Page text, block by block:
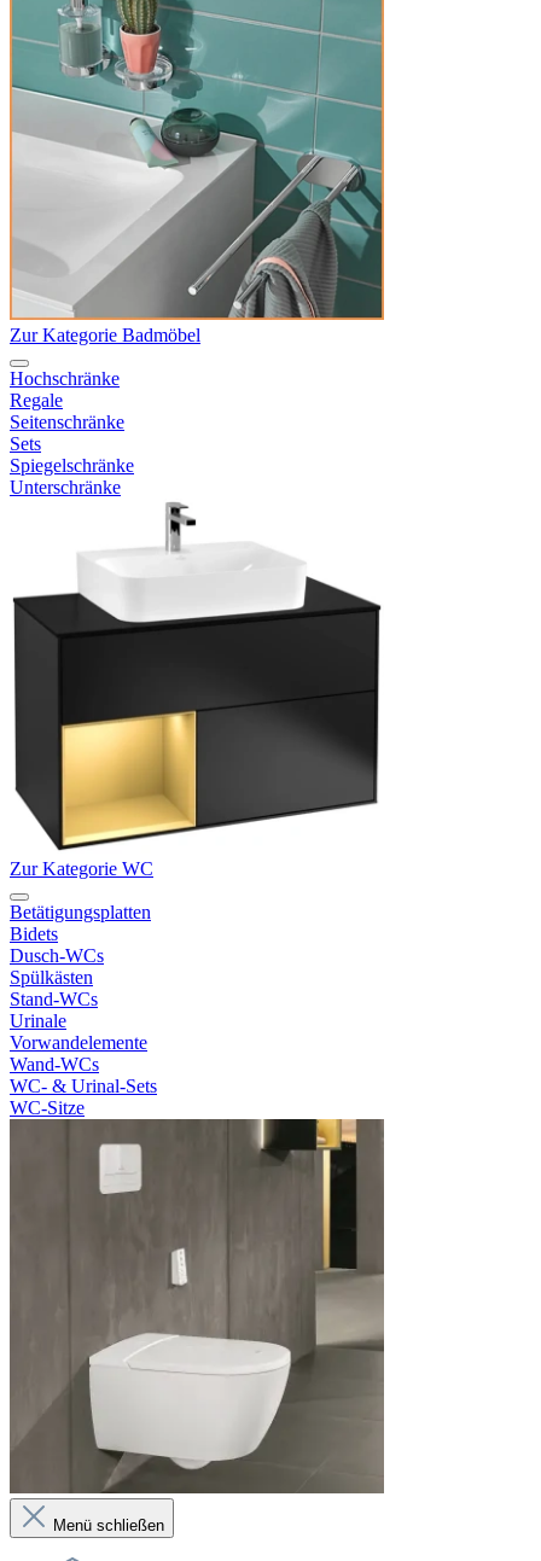
Zur Kategorie Badmöbel
Hochschränke
Regale
Seitenschränke
Sets
Spiegelschränke
Unterschränke
Zur Kategorie WC
Betätigungsplatten
Bidets
Dusch-WCs
Spülkästen
Stand-WCs
Urinale
Vorwandelemente
Wand-WCs
WC- & Urinal-Sets
WC-Sitze
Menü schließen